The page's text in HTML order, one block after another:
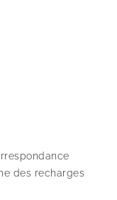
des recharges